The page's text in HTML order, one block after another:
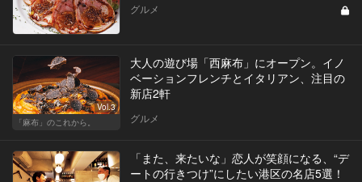
グルメ
Vol.3
「麻布」のこれから。
大人の遊び場「西麻布」にオープン。イノ
ベーションフレンチとイタリアン、注目の
新店2軒
グルメ
「また、来たいな」恋人が笑顔になる、“デ
ートの行きつけ”にしたい港区の名店5選！